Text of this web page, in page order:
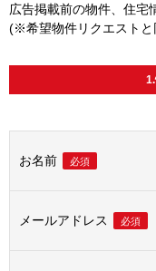
広告掲載前の物件、住宅
(※希望物件リクエストと
お名前 必須
メールアドレス 必須